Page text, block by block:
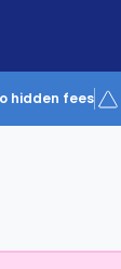
hidden fees